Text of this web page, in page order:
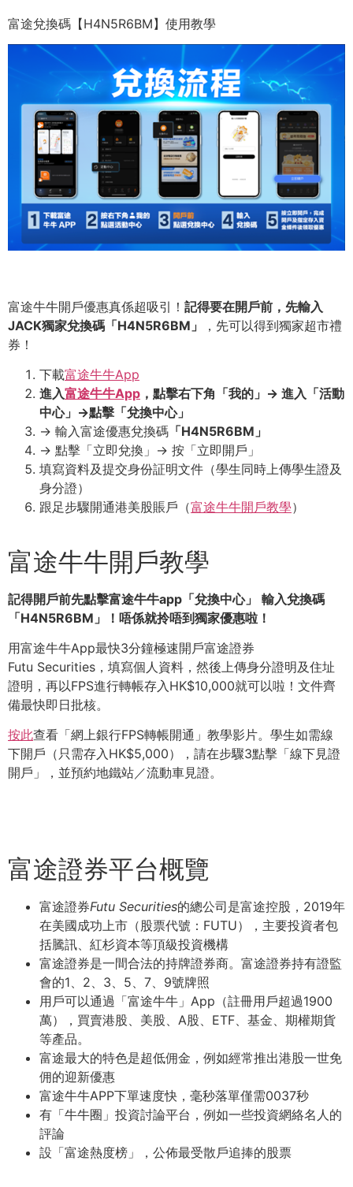
富途兌換碼【H4N5R6BM】使用教學
富途牛牛開戶優惠真係超吸引！ 記得要在開戶前，先輸入
JACK獨家兌換碼「H4N5R6BM 」
，先可以得到獨家超市禮
券！
下載富途牛牛App
進入富途牛牛App ，點擊右下角「我的」 -> 進入「活動
中心」 ->點擊「兌換中心」
-> 輸入富途優惠兌換碼 「H4N5R6BM 」
-> 點擊「立即兌換」-> 按「立即開戶」
填寫資料及提交身份証明文件（學生同時上傳學生證及
身分證）
跟足步驟開通港美股賬戶（富途牛牛開戶教學）
富途牛牛開戶教學
記得開戶前先點擊富途牛牛app 「兌換中心」
輸入兌換碼
「H4N5R6BM 」！唔係就拎唔到獨家優惠啦！
用富途牛牛App最快3分鐘極速開戶富途證券
Futu Securities，填寫個人資料，然後上傳身分證明及住址
證明，再以FPS進行轉帳存入HK$10,000就可以啦！文件齊
備最快即日批核。
按此查看「網上銀行FPS轉帳開通」教學影片。學生如需線
下開戶（只需存入HK$5,000），請在步驟3點擊「線下見證
開戶」，並預約地鐵站／流動車見證。
富途證券平台概覽
富途證券Futu Securities的總公司是富途控股，2019年
在美國成功上市（股票代號：FUTU），主要投資者包
括騰訊、紅杉資本等頂級投資機構
富途證券是一間合法的持牌證券商。富途證券持有證監
會的1、2、3、5、7、9號牌照
用戶可以通過「富途牛牛」App（註冊用戶超過1900
萬），買賣港股、美股、A股、ETF、基金、期權期貨
等產品。
富途最大的特色是超低佣金，例如經常推出港股一世免
佣的迎新優惠
富途牛牛APP下單速度快，毫秒落單僅需0037秒
有「牛牛圈」投資討論平台，例如一些投資網絡名人的
評論
設「富途熱度榜」，公佈最受散戶追捧的股票